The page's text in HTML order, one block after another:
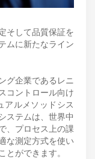
そして品質保証を
ムに新たなライン
グ企業であるレニ
コントロール向け
アルメソッドシス
ステムは、世界中
、プロセス上の課
な測定方式を使い
ができます。